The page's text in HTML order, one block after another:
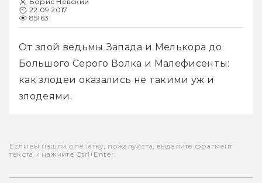
22.09.2017
85163
От злой ведьмы Запада и Мелькора до
Большого Серого Волка и Малефисенты:
как злодеи оказались не такими уж и
злодеями.
Если вы нашли опечатку, пожалуйста, выделите фрагмент
текста и нажмите Ctrl+Enter.